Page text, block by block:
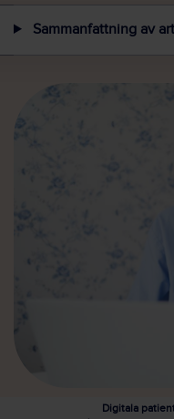
Sammanfattning av
Digitala